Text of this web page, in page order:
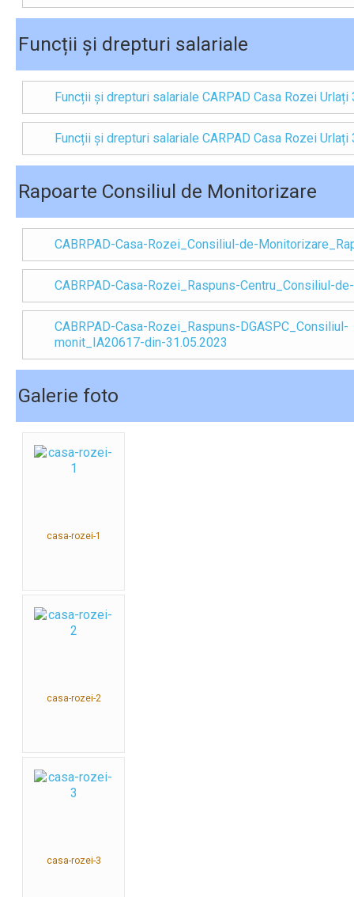
Funcții și drepturi salariale
Funcții și drepturi salariale CARPAD Casa Rozei Urlați
Funcții și drepturi salariale CARPAD Casa Rozei Urlați
Rapoarte Consiliul de Monitorizare
CABRPAD-Casa-Rozei_Consiliul-de-
CABRPAD-Casa-Rozei_Raspuns-Centru_Consiliul-
CABRPAD-Casa-Rozei_Raspuns-DGASPC_Consiliul-
monit_IA20617-din-31.05.2023
Galerie foto
casa-rozei-1
casa-rozei-2
casa-rozei-3